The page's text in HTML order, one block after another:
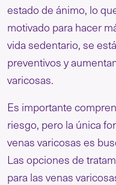
estado de ánimo, lo
motivado para hacer
vida sedentario, se
preventivos y
varicosas.
Es importante
riesgo, pero la única
venas varicosas es
Las opciones de
para las venas